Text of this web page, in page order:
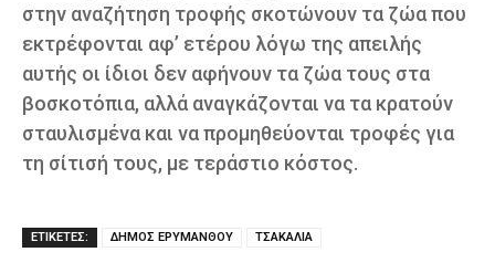
στην αναζήτηση τροφής σκοτώνουν τα ζώα που
εκτρέφονται αφ’ ετέρου λόγω της απειλής
αυτής οι ίδιοι δεν αφήνουν τα ζώα τους στα
βοσκοτόπια, αλλά αναγκάζονται να τα κρατούν
σταυλισμένα και να προμηθεύονται τροφές για
τη σίτισή τους, με τεράστιο κόστος.
ΕΤΙΚΕΤΕΣ: ΔΗΜΟΣ ΕΡΥΜΑΝΘΟΥ ΤΣΑΚΑΛΙΑ